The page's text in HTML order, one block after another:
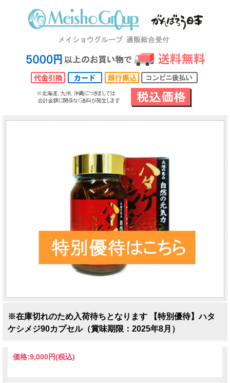
※在庫切れのため入荷待ちとなります 【特別優待】ハタ
ケシメジ90カプセル（賞味期限：2025年8月）
価格:9,000円(税込)